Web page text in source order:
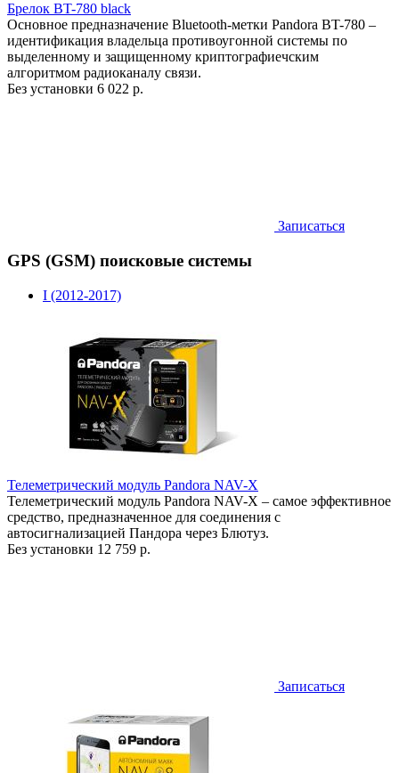
Брелок BT-780 black
Основное предназначение Bluetooth-метки Pandora BT-780 –
идентификация владельца противоугонной системы по
выделенному и защищенному криптографиечским
алгоритмом радиоканалу связи.
Без установки 6 022 р.
Записаться
GPS (GSM) поисковые системы
I (2012-2017)
Телеметрический модуль Pandora NAV-X
Телеметрический модуль Pandora NAV-X – самое эффективное
средство, предназначенное для соединения с
автосигнализацией Пандора через Блютуз.
Без установки 12 759 р.
Записаться